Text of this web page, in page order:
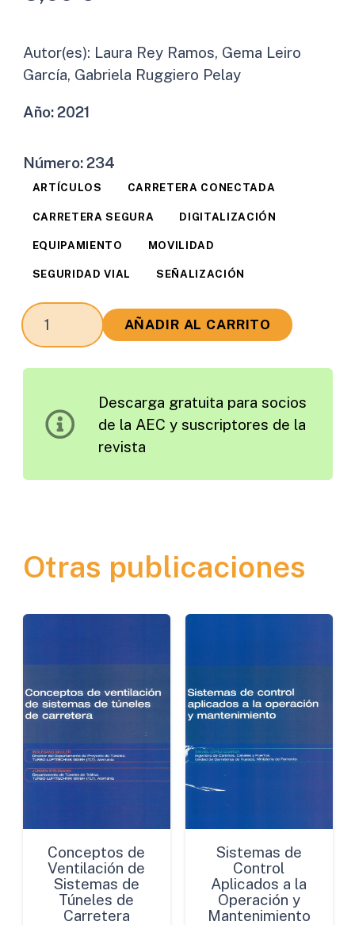
Autor(es): Laura Rey Ramos, Gema Leiro
García, Gabriela Ruggiero Pelay
Año:2021
Número:234
ARTÍCULOS CARRETERA CONECTADA
CARRETERA SEGURA DIGITALIZACIÓN
EQUIPAMIENTO MOVILIDAD
SEGURIDAD VIAL SEÑALIZACIÓN
C-
Roads
Conectada:
Europa
cantidad
AÑADIR AL CARRITO
Descarga gratuita para socios
de la AEC y suscriptores de la
revista
Otras publicaciones
Conceptos de
Ventilación de
Sistemas de
Túneles de
Carretera
Sistemas de
Control
Aplicados a la
Operación y
Mantenimiento